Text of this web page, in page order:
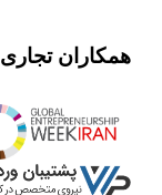
همکاران تجاری